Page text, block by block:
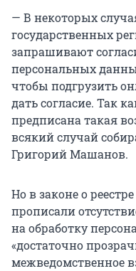
— В некоторых
государственных
запрашивают
персональных
чтобы подгрузить
дать согласие. Так
предписана такая
всякий случай
Григорий Машанов.
Но в законе о
прописали
на обработку
«достаточно
межведомственное